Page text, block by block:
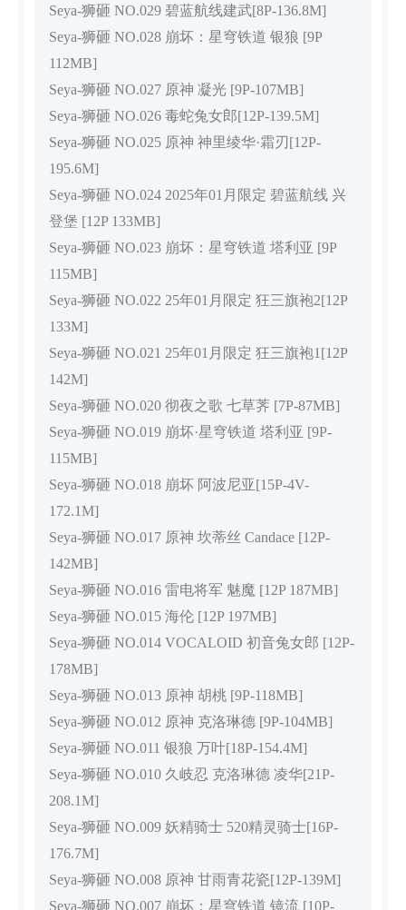
Seya-狮砸 NO.029 碧蓝航线建武[8P-136.8M]
Seya-狮砸 NO.028 崩坏：星穹铁道 银狼 [9P
112MB]
Seya-狮砸 NO.027 原神 凝光 [9P-107MB]
Seya-狮砸 NO.026 毒蛇兔女郎[12P-139.5M]
Seya-狮砸 NO.025 原神 神里绫华·霜刃[12P-
195.6M]
Seya-狮砸 NO.024 2025年01月限定 碧蓝航线 兴
登堡 [12P 133MB]
Seya-狮砸 NO.023 崩坏：星穹铁道 塔利亚 [9P
115MB]
Seya-狮砸 NO.022 25年01月限定 狂三旗袍2[12P
133M]
Seya-狮砸 NO.021 25年01月限定 狂三旗袍1[12P
142M]
Seya-狮砸 NO.020 彻夜之歌 七草荠 [7P-87MB]
Seya-狮砸 NO.019 崩坏·星穹铁道 塔利亚 [9P-
115MB]
Seya-狮砸 NO.018 崩坏 阿波尼亚[15P-4V-
172.1M]
Seya-狮砸 NO.017 原神 坎蒂丝 Candace [12P-
142MB]
Seya-狮砸 NO.016 雷电将军 魅魔 [12P 187MB]
Seya-狮砸 NO.015 海伦 [12P 197MB]
Seya-狮砸 NO.014 VOCALOID 初音兔女郎 [12P-
178MB]
Seya-狮砸 NO.013 原神 胡桃 [9P-118MB]
Seya-狮砸 NO.012 原神 克洛琳德 [9P-104MB]
Seya-狮砸 NO.011 银狼 万叶[18P-154.4M]
Seya-狮砸 NO.010 久岐忍 克洛琳德 凌华[21P-
208.1M]
Seya-狮砸 NO.009 妖精骑士 520精灵骑士[16P-
176.7M]
Seya-狮砸 NO.008 原神 甘雨青花瓷[12P-139M]
Seya-狮砸 NO.007 崩坏：星穹铁道 镜流 [10P-